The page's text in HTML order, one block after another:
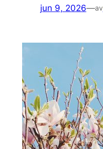
jun 9, 2026—av